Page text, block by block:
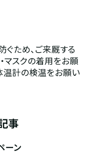
ため、ご来厩する
マスクの着用をお願
温計の検温をお願い
事
ーン